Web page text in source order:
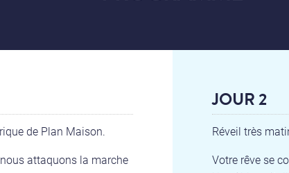
de Plan Maison.
attaquons la marche
JOUR 2
Réveil très
Votre rêve se